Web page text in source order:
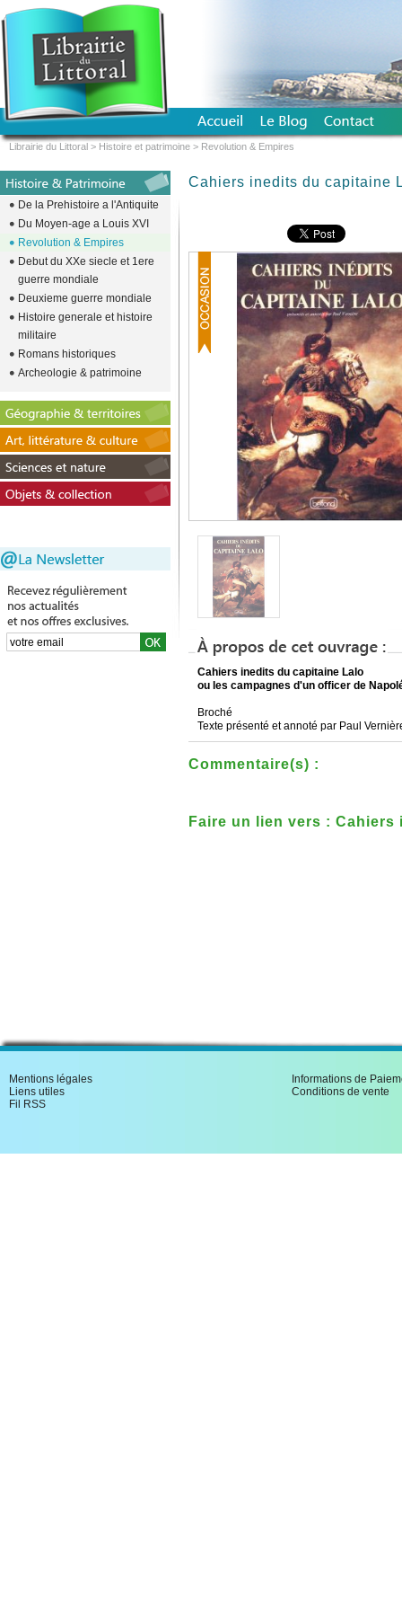
Cahiers inedits du capitaine
Cahiers inedits du capitaine Lalo
ou les campagnes d'un officer de
Broché
Texte présenté et annoté par Paul
Commentaire(s) :
Faire un lien vers :
De la Prehistoire a l'Antiquite
Du Moyen-age a Louis XVI
Revolution & Empires
Debut du XXe siecle et 1ere
guerre mondiale
Deuxieme guerre mondiale
Histoire generale et histoire
militaire
Romans historiques
Archeologie & patrimoine
Librairie du Littoral > Histoire et patrimoine > Revolution & Empires
Mentions légales
Liens utiles
Fil RSS
Informations de
Conditions de vente